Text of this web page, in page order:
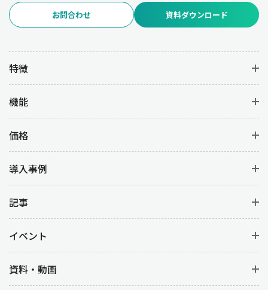
お問合わせ 資料ダウンロード
特徴
機能
価格
導入事例
記事
イベント
資料・動画